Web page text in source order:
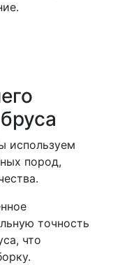
используем
пород,
точность
что